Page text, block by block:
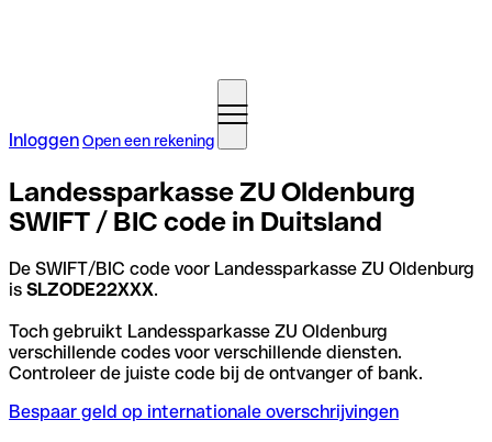
InloggenOpen een rekening
Landessparkasse ZU Oldenburg
SWIFT / BIC code in Duitsland
De SWIFT/BIC code voor Landessparkasse ZU Oldenburg
is SLZODE22XXX.
Toch gebruikt Landessparkasse ZU Oldenburg
verschillende codes voor verschillende diensten.
Controleer de juiste code bij de ontvanger of bank.
Bespaar geld op internationale overschrijvingen